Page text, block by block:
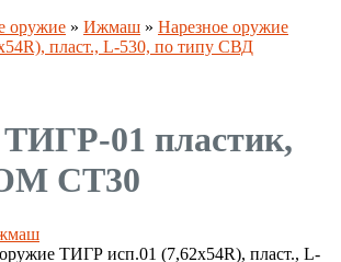
оружие » Ижмаш » Нарезное оружие
пласт., L-530, по типу СВД
01 пластик,
СТ30
ТИГР исп.01 (7,62х54R), пласт., L-